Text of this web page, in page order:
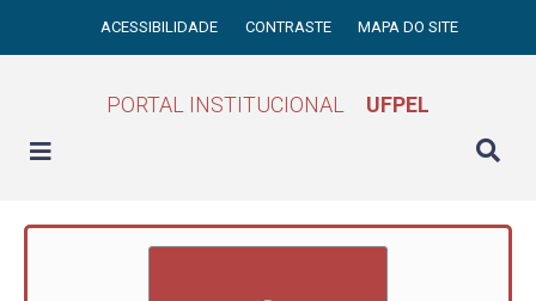
ACESSIBILIDADE CONTRASTE MAPA DO SITE
PORTAL INSTITUCIONAL UFPEL